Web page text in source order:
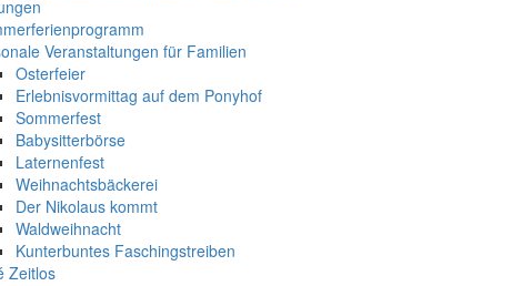
Veranstaltungen für Familien
Osterfeier
Erlebnisvormittag auf dem Ponyhof
Sommerfest
Babysitterbörse
Laternenfest
Weihnachtsbäckerei
Der Nikolaus kommt
Waldweihnacht
Kunterbuntes Faschingstreiben
Zeitlos